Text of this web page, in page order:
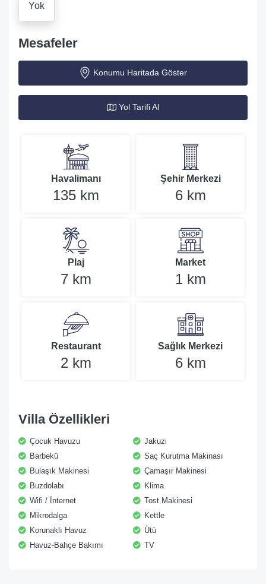
Yok
Mesafeler
Konumu Haritada Göster
Yol Tarifi Al
Havalimanı
135 km
Şehir Merkezi
6 km
Plaj
7 km
Market
1 km
Restaurant
2 km
Sağlık Merkezi
6 km
Villa Özellikleri
Çocuk Havuzu
Jakuzi
Barbekü
Saç Kurutma Makinası
Bulaşık Makinesi
Çamaşır Makinesi
Buzdolabı
Klima
Wifi / İnternet
Tost Makinesi
Mikrodalga
Kettle
Korunaklı Havuz
Ütü
Havuz-Bahçe Bakımı
TV